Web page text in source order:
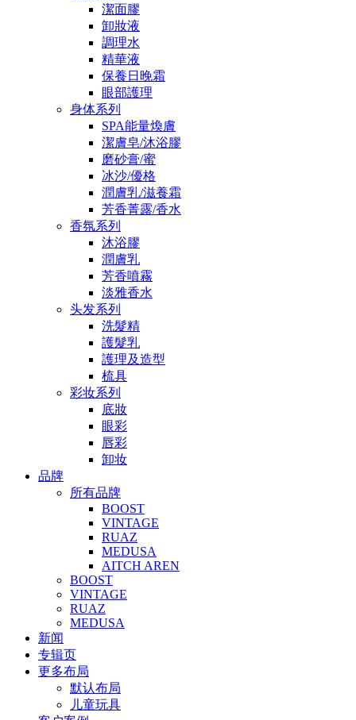
潔面膠
卸妝液
調理水
精華液
保養日晚霜
眼部護理
身体系列
SPA能量煥膚
潔膚皂/沐浴膠
磨砂膏/蜜
冰沙/優格
潤膚乳/滋養霜
芳香菁露/香水
香氛系列
沐浴膠
潤膚乳
芳香噴霧
淡雅香水
头发系列
洗髮精
護髮乳
護理及造型
梳具
彩妆系列
底妝
眼彩
唇彩
卸妆
品牌
所有品牌
BOOST
VINTAGE
RUAZ
MEDUSA
AITCH AREN
BOOST
VINTAGE
RUAZ
MEDUSA
新闻
专辑页
更多布局
默认布局
儿童玩具